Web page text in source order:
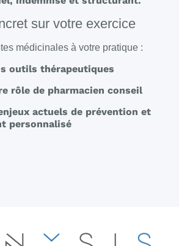
sur votre exercice
médicinales à votre pratique :
outils thérapeutiques
rôle de pharmacien conseil
actuels de prévention et
personnalisé